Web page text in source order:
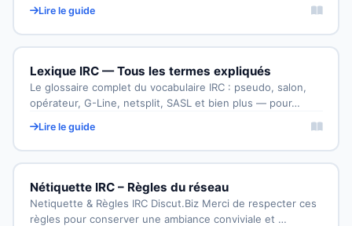
Lire le guide
Lexique IRC — Tous les termes expliqués
Le glossaire complet du vocabulaire IRC : pseudo, salon,
opérateur, G-Line, netsplit, SASL et bien plus — pour…
Lire le guide
Nétiquette IRC – Règles du réseau
Netiquette & Règles IRC Discut.Biz Merci de respecter ces
règles pour conserver une ambiance conviviale et …